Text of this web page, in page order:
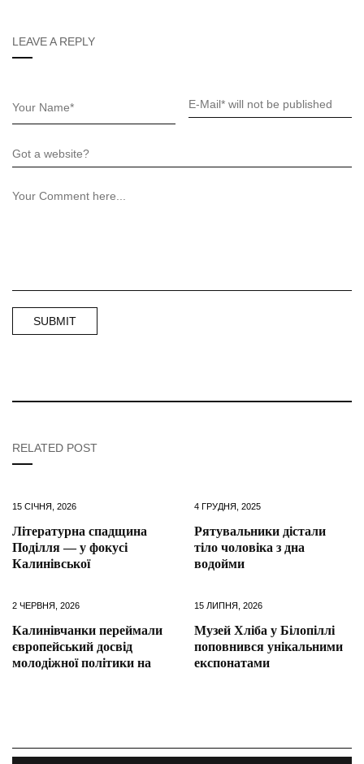
LEAVE A REPLY
RELATED POST
15 СІЧНЯ, 2026
Літературна спадщина
Поділля — у фокусі
Калинівської
4 ГРУДНЯ, 2025
Рятувальники дістали
тіло чоловіка з дна
водойми
2 ЧЕРВНЯ, 2026
Калинівчанки переймали
європейський досвід
молодіжної політики на
15 ЛИПНЯ, 2026
Музей Хліба у Білопіллі
поповнився унікальними
експонатами